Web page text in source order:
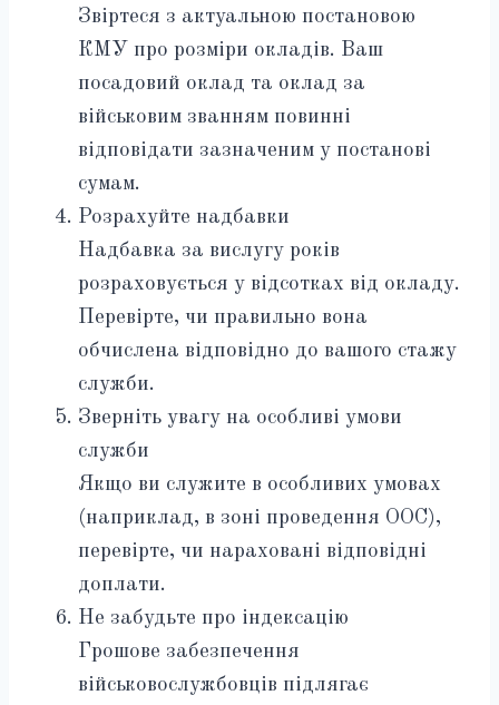
Звіртеся з актуальною постановою
КМУ про розміри окладів. Ваш
посадовий оклад та оклад за
військовим званням повинні
відповідати зазначеним у постанові
сумам.
Розрахуйте надбавки
Надбавка за вислугу років
розраховується у відсотках від окладу.
Перевірте, чи правильно вона
обчислена відповідно до вашого стажу
служби.
Зверніть увагу на особливі умови
служби
Якщо ви служите в особливих умовах
(наприклад, в зоні проведення ООС),
перевірте, чи нараховані відповідні
доплати.
Не забудьте про індексацію
Грошове забезпечення
військовослужбовців підлягає